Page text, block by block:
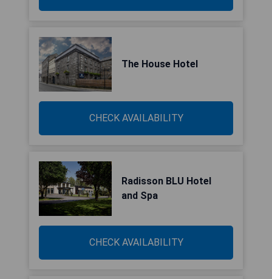
The House Hotel
CHECK AVAILABILITY
Radisson BLU Hotel
and Spa
CHECK AVAILABILITY